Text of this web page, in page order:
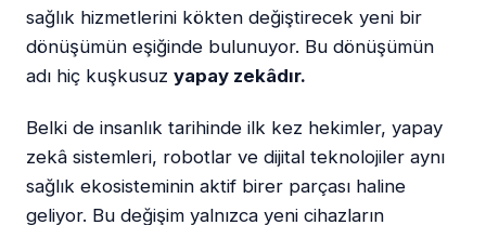
sağlık hizmetlerini kökten değiştirecek yeni bir
dönüşümün eşiğinde bulunuyor. Bu dönüşümün
adı hiç kuşkusuz yapay zekâdır.
Belki de insanlık tarihinde ilk kez hekimler, yapay
zekâ sistemleri, robotlar ve dijital teknolojiler aynı
sağlık ekosisteminin aktif birer parçası haline
geliyor. Bu değişim yalnızca yeni cihazların